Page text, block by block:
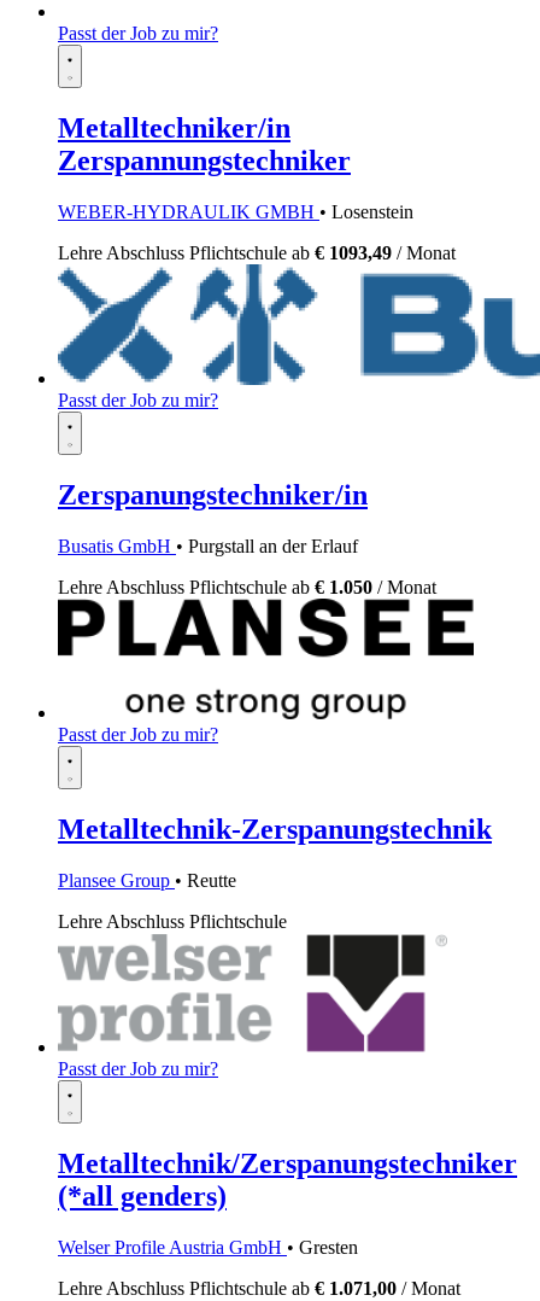
Passt der Job zu mir?
Metalltechniker/in
Zerspannungstechniker
WEBER-HYDRAULIK GMBH • Losenstein
Lehre Abschluss Pflichtschule ab € 1093,49 / Monat
Passt der Job zu mir?
Zerspanungstechniker/in
Busatis GmbH • Purgstall an der Erlauf
Lehre Abschluss Pflichtschule ab € 1.050 / Monat
Passt der Job zu mir?
Metalltechnik-Zerspanungstechnik
Plansee Group • Reutte
Lehre Abschluss Pflichtschule
Passt der Job zu mir?
Metalltechnik/Zerspanungstechniker
(*all genders)
Welser Profile Austria GmbH • Gresten
Lehre Abschluss Pflichtschule ab € 1.071,00 / Monat